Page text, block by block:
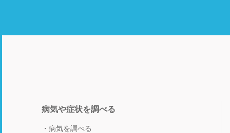
病気や症状を調べる
病気を調べる